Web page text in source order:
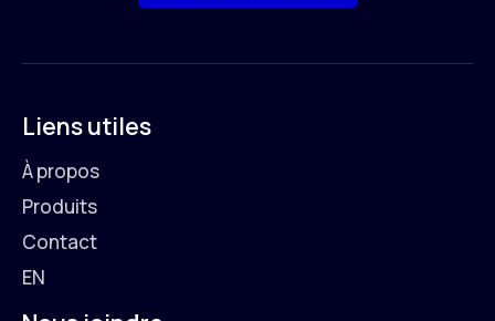
Liens utiles
À propos
Produits
Contact
EN